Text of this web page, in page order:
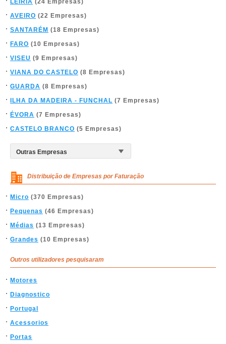
LEIRIA (24 Empresas)
AVEIRO (22 Empresas)
SANTARÉM (18 Empresas)
FARO (10 Empresas)
VISEU (9 Empresas)
VIANA DO CASTELO (8 Empresas)
GUARDA (8 Empresas)
ILHA DA MADEIRA - FUNCHAL (7 Empresas)
ÉVORA (7 Empresas)
CASTELO BRANCO (5 Empresas)
Distribuição de Empresas por Faturação
Micro (370 Empresas)
Pequenas (46 Empresas)
Médias (13 Empresas)
Grandes (10 Empresas)
Outros utilizadores pesquisaram
Motores
Diagnostico
Portugal
Acessorios
Portas